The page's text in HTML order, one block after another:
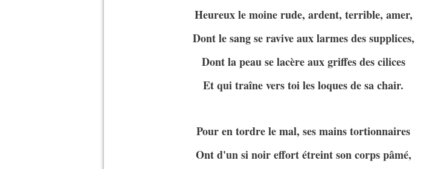
Heureux le moine rude, ardent, terrible, amer,
Dont le sang se ravive aux larmes des supplices,
Dont la peau se lacère aux griffes des cilices
Et qui traîne vers toi les loques de sa chair.
Pour en tordre le mal, ses mains tortionnaires
Ont d'un si noir effort étreint son corps pâmé,